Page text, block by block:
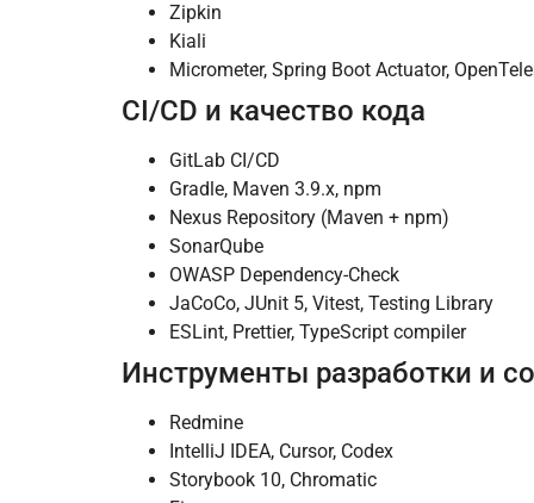
Zipkin
Kiali
Micrometer, Spring Boot Actuator,
CI/CD и качество кода
GitLab CI/CD
Gradle, Maven 3.9.x, npm
Nexus Repository (Maven + npm)
SonarQube
OWASP Dependency-Check
JaCoCo, JUnit 5, Vitest, Testing Library
ESLint, Prettier, TypeScript compiler
Инструменты разработки и
Redmine
IntelliJ IDEA, Cursor, Codex
Storybook 10, Chromatic